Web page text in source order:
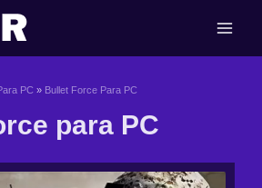
PC Bullet Force Para PC
para PC